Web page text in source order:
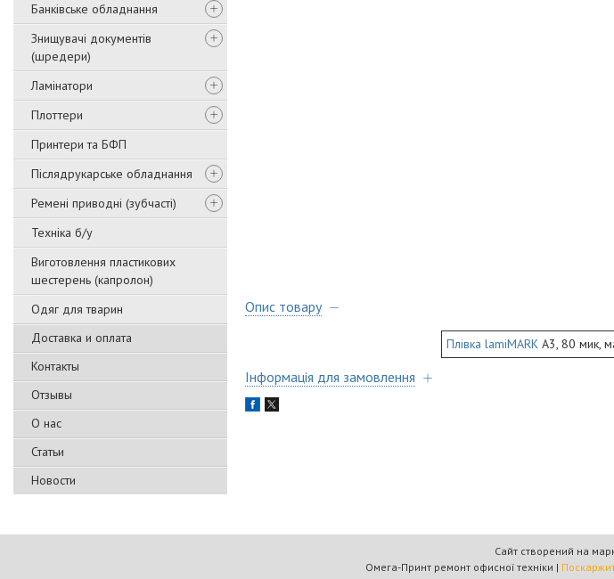
Банківське обладнання
Знищувачі документів
(шредери)
Ламінатори
Плоттери
Принтери та БФП
Післядрукарське обладнання
Ремені приводні (зубчасті)
Техніка б/у
Виготовлення пластикових
шестерень (капролон)
Одяг для тварин
Доставка и оплата
Контакты
Отзывы
О нас
Статьи
Новости
Опис товару
Плівка lamiMARK А3, 80 мик,
Інформація для замовлення
Сайт створений на
Омега-Принт ремонт офисної техніки |